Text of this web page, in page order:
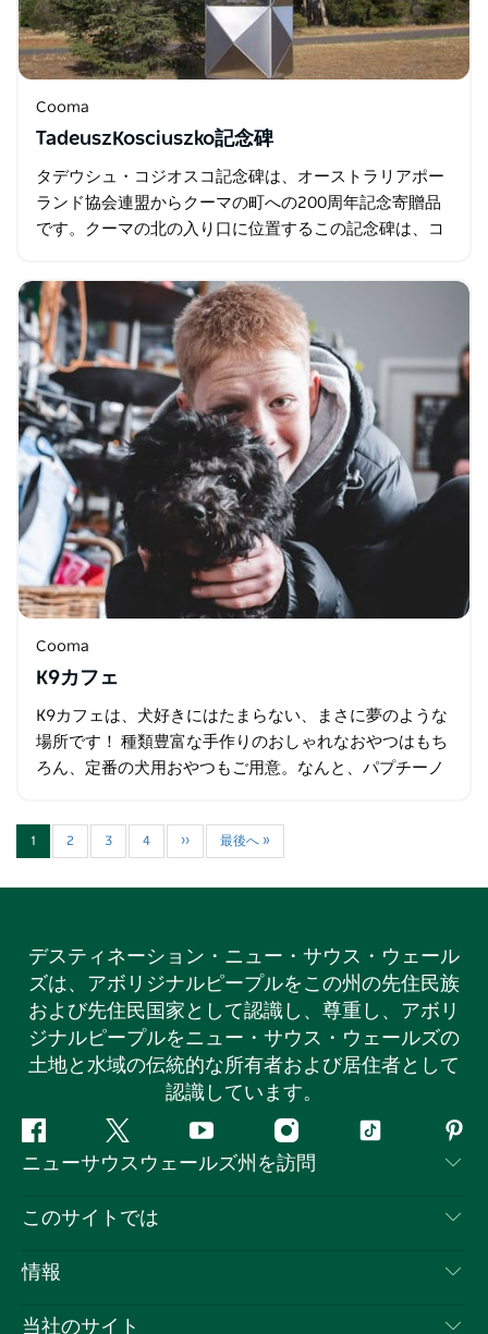
Cooma
TadeuszKosciuszko記念碑
タデウシュ・コジオスコ記念碑は、オーストラリアポー
ランド協会連盟からクーマの町への200周年記念寄贈品
です。クーマの北の入り口に位置するこの記念碑は、コ
よるスノーウィー…
Cooma
K9カフェ
K9カフェは、犬好きにはたまらない、まさに夢のような
場所です！ 種類豊富な手作りのおしゃれなおやつはもち
ろん、定番の犬用おやつもご用意。なんと、パプチーノ
スムージー、スイーツはもちろん…
1 2 3 4 ›› 最後へ »
デスティネーション・ニュー・サウス・ウェール
ズは、アボリジナルピープルをこの州の先住民族
および先住民国家として認識し、尊重し、アボリ
ジナルピープルをニュー・サウス・ウェールズの
土地と水域の伝統的な所有者および居住者として
認識しています。
フ
ェ
ス
ッ
ツ
イ
タ
ユ
ー
イ
ン
テ
ピ
ン
レ
ト
ニューサウスウェールズ州を訪問
お問い合わせ
クッキーに関する通知
このサイトでは
目的地
情報
旅行情報
当社のサイト